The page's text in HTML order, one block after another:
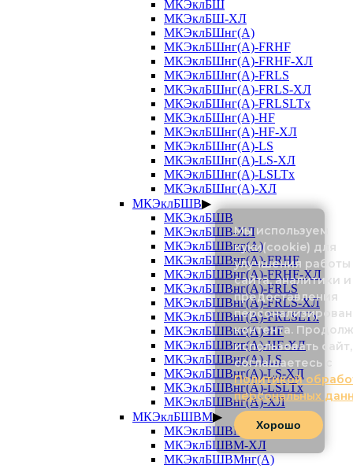
МКЭклБШ
МКЭклБШ-ХЛ
МКЭклБШнг(А)
МКЭклБШнг(А)-FRHF
МКЭклБШнг(А)-FRHF-ХЛ
МКЭклБШнг(А)-FRLS
МКЭклБШнг(А)-FRLS-ХЛ
МКЭклБШнг(А)-FRLSLTx
МКЭклБШнг(А)-HF
МКЭклБШнг(А)-HF-ХЛ
МКЭклБШнг(А)-LS
МКЭклБШнг(А)-LS-ХЛ
МКЭклБШнг(А)-LSLTx
МКЭклБШнг(А)-ХЛ
МКЭклБШВ▶
МКЭклБШВ
МКЭклБШВ-ХЛ
МКЭклБШВнг(А)
МКЭклБШВнг(А)-FRHF
МКЭклБШВнг(А)-FRHF-ХЛ
МКЭклБШВнг(А)-FRLS
МКЭклБШВнг(А)-FRLS-ХЛ
МКЭклБШВнг(А)-FRLSLTx
МКЭклБШВнг(А)-HF
МКЭклБШВнг(А)-HF-ХЛ
МКЭклБШВнг(А)-LS
МКЭклБШВнг(А)-LS-ХЛ
МКЭклБШВнг(А)-LSLTx
МКЭклБШВнг(А)-ХЛ
МКЭклБШВМ▶
МКЭклБШВМ
МКЭклБШВМ-ХЛ
МКЭклБШВМнг(А)
Мы используем
куки(cookie) для
улучшения работы
сайта, аналитики и
предоставления
контента.
использовать
соглашаетесь с
Политикой
персональных
Хорошо